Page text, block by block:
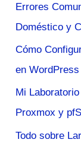
p
o
r
:
Errores
Doméstico y
Cómo
en
Mi
Proxmox y
Todo sobre